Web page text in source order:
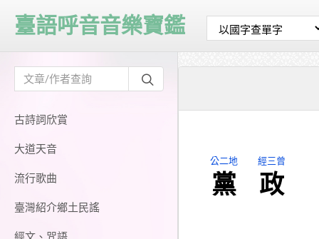
古詩詞欣賞
大道天音
流行歌曲
臺灣紹介鄉土民謠
臺語呼音音樂寶鑑
公二地
黨
經三曾
政